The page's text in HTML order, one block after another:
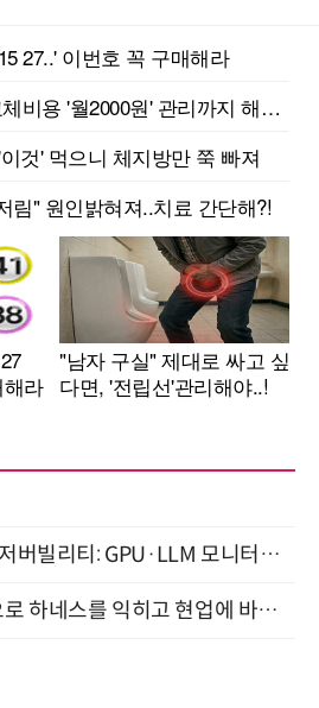
[올쇼TV] AI 시대의 옵저버빌리티: GPU·LLM 모니터링부터 AI 기반 장애 대응까지 (8/11 생방송)
단 하루, 이론과 실습으로 하네스를 익히고 현업에 바로 쓰는 핸즈온 워크숍 (8/20)